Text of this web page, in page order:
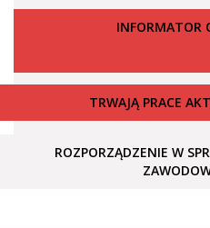
INFORMATOR
TRWAJĄ PRACE
ROZPORZĄDZENIE W